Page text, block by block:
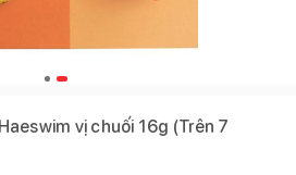
vị chuối 16g (Trên 7